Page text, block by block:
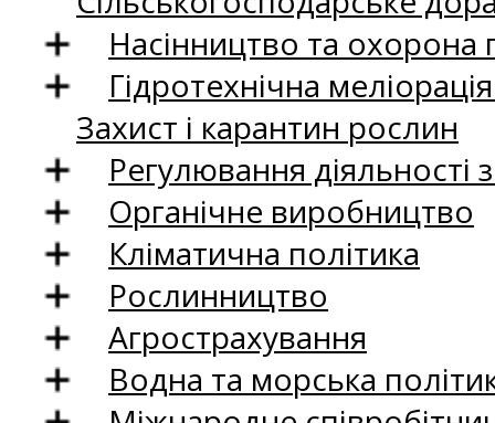
Насінництво та
Гідротехнічна
Захист і карантин рослин
Регулювання
Органічне виробництво
Кліматична політика
Рослинництво
Агрострахування
Водна та морська